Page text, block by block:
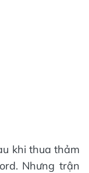
khi thua thảm
Nhưng trận